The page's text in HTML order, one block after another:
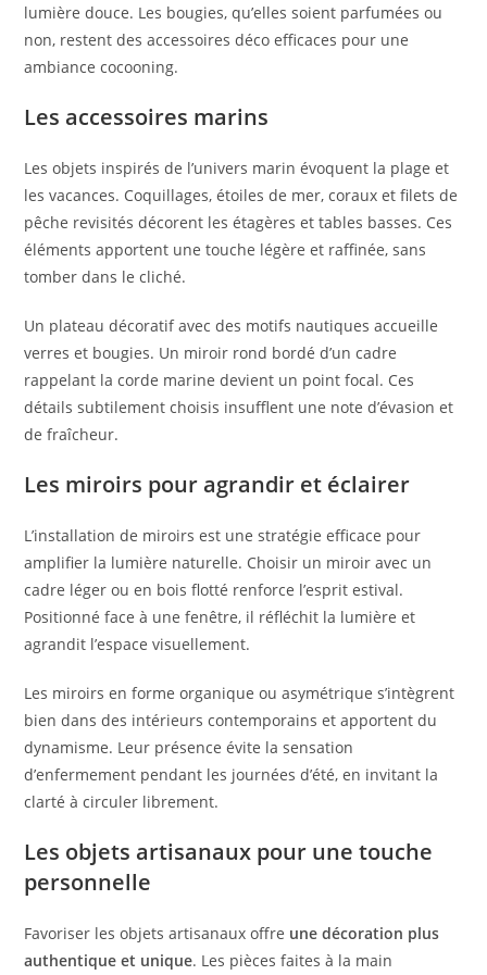
lumière douce. Les bougies, qu’elles soient parfumées ou
non, restent des accessoires déco efficaces pour une
ambiance cocooning.
Les accessoires marins
Les objets inspirés de l’univers marin évoquent la plage et
les vacances. Coquillages, étoiles de mer, coraux et filets de
pêche revisités décorent les étagères et tables basses. Ces
éléments apportent une touche légère et raffinée, sans
tomber dans le cliché.
Un plateau décoratif avec des motifs nautiques accueille
verres et bougies. Un miroir rond bordé d’un cadre
rappelant la corde marine devient un point focal. Ces
détails subtilement choisis insufflent une note d’évasion et
de fraîcheur.
Les miroirs pour agrandir et éclairer
L’installation de miroirs est une stratégie efficace pour
amplifier la lumière naturelle. Choisir un miroir avec un
cadre léger ou en bois flotté renforce l’esprit estival.
Positionné face à une fenêtre, il réfléchit la lumière et
agrandit l’espace visuellement.
Les miroirs en forme organique ou asymétrique s’intègrent
bien dans des intérieurs contemporains et apportent du
dynamisme. Leur présence évite la sensation
d’enfermement pendant les journées d’été, en invitant la
clarté à circuler librement.
Les objets artisanaux pour une touche
personnelle
Favoriser les objets artisanaux offre une décoration plus
authentique et unique. Les pièces faites à la main